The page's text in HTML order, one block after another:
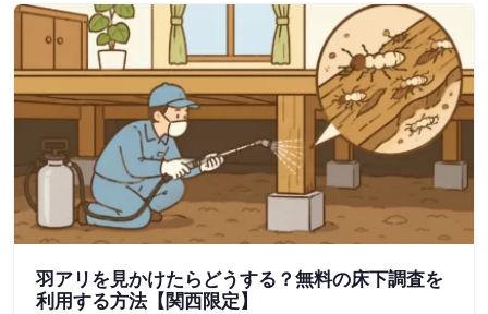
羽アリを見かけたらどうする？無料の床下調査を
利用する方法【関西限定】